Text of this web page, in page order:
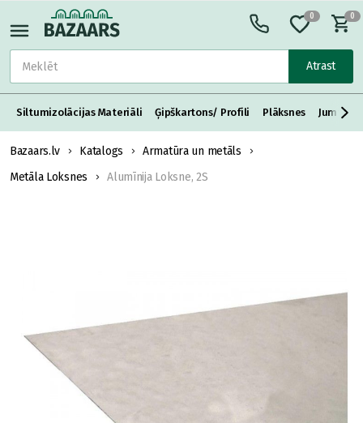
Atrast
0 0
Siltumizolācijas Materiāli Ģipškartons/ Profili Plāksnes Jumta
Bazaars.lv Katalogs
Armatūra un metāls
Metāla Loksnes
Alumīnija Loksne, 2S